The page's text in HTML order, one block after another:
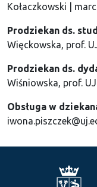
Kołaczkowski |
Prodziekan ds.
Więckowska, prof.
Prodziekan ds.
Wiśniowska, prof. UJ
Obsługa w